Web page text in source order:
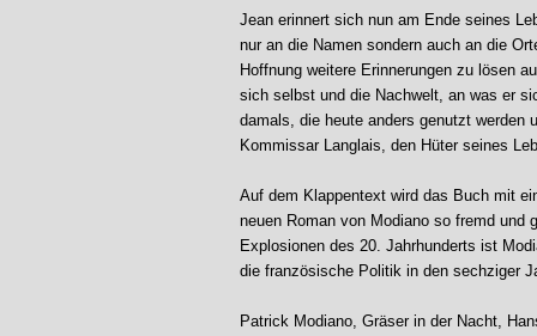
Jean erinnert sich nun am Ende seines
nur an die Namen sondern auch an die
Hoffnung weitere Erinnerungen zu lösen
sich selbst und die Nachwelt, an was er
damals, die heute anders genutzt werden
Kommissar Langlais, den Hüter seines
Auf dem Klappentext wird das Buch mit
neuen Roman von Modiano so fremd und
Explosionen des 20. Jahrhunderts ist
die französische Politik in den sechziger
Patrick Modiano, Gräser in der Nacht,